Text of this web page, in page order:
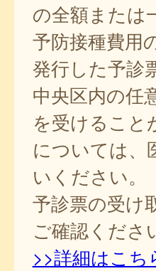
の全額または
予防接種費用
発行した予診
中央区内の任
を受けること
については、
いください。
予診票の受け
ご確認くださ
>>詳細はこち